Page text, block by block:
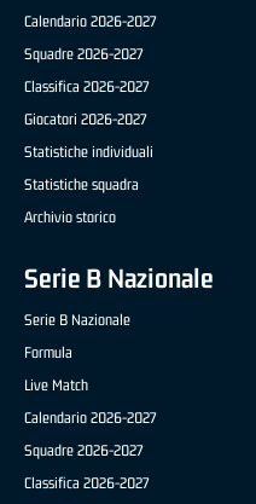
Calendario 2026-2027
Squadre 2026-2027
Classifica 2026-2027
Giocatori 2026-2027
Statistiche individuali
Statistiche squadra
Archivio storico
Serie B Nazionale
Serie B Nazionale
Formula
Live Match
Calendario 2026-2027
Squadre 2026-2027
Classifica 2026-2027